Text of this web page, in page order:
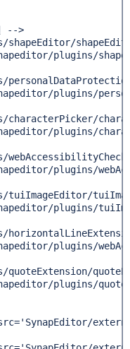
-->
shapeEditor/
plugins/
plugins/
characterPicker/
plugins/
plugins/
tuiImageEditor/
plugins/
plugins/
plugins/